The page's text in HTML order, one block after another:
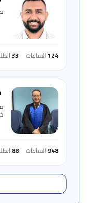
124الساعات 33
948 الساعات 88